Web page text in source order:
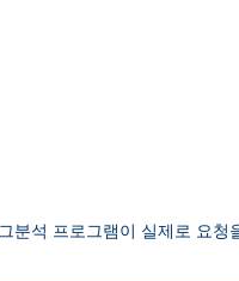
분석 프로그램이 실제로 요